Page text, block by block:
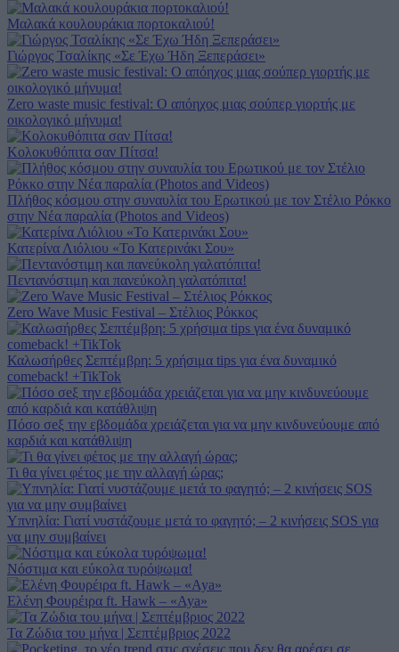
Μαλακά κουλουράκια πορτοκαλιού!
Γιώργος Τσαλίκης «Σε Έχω Ήδη Ξεπεράσει»
Zero waste music festival: Ο απόηχος μιας σούπερ γιορτής με
οικολογικό μήνυμα!
Κολοκυθόπιτα σαν Πίτσα!
Πλήθος κόσμου στην συναυλία του Ερωτικού με τον Στέλιο Ρόκκο
στην Νέα παραλία (Photos and Videos)
Κατερίνα Λιόλιου «Το Κατερινάκι Σου»
Πεντανόστιμη και πανεύκολη γαλατόπιτα!
Zero Wave Music Festival – Στέλιος Ρόκκος
Καλωσήρθες Σεπτέμβρη: 5 χρήσιμα tips για ένα δυναμικό
comeback! +TikTok
Πόσο σeξ την εβδομάδα χρειάζεται για να μην κινδυνεύουμε από
καρδιά και κατάθλιψη
Τι θα γίνει φέτος με την αλλαγή ώρας;
Υπνηλία: Γιατί νυστάζουμε μετά το φαγητό; – 2 κινήσεις SOS για
να μην συμβαίνει
Νόστιμα και εύκολα τυρόψωμα!
Ελένη Φουρέιρα ft. Hawk – «Aya»
Τα Ζώδια του μήνα | Σεπτέμβριος 2022